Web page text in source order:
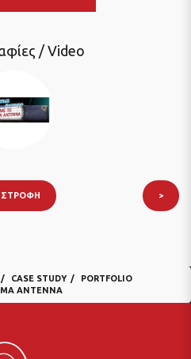
/ Video
>
CASE STUDY
PORTFOLIO
ANTENNA